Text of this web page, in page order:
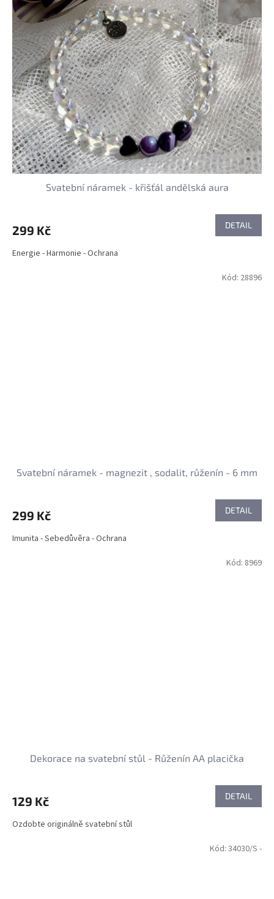
Svatební náramek - křišťál andělská aura
299 Kč DETAIL
Energie - Harmonie - Ochrana
Svatební náramek - magnezit , sodalit, růženín - 6 mm
299 Kč DETAIL
Imunita - Sebedůvěra - Ochrana
Kód: 28896
Dekorace na svatební stůl - Růženín AA placička
129 Kč DETAIL
Ozdobte originálně svatební stůl
Kód: 8969
Kód: 34030/S -